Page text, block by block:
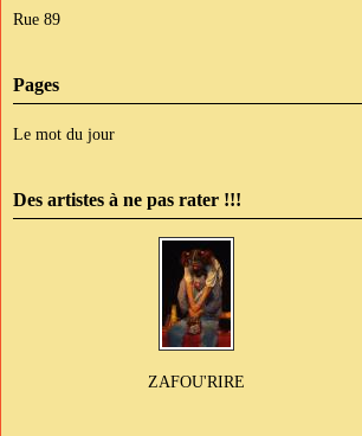
Rue 89
Pages
Le mot du jour
Des artistes à ne pas rater !!!
ZAFOU'RIRE